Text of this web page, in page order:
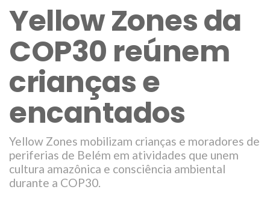
Yellow Zones da
COP30 reúnem
crianças e
encantados
Yellow Zones mobilizam crianças e moradores de
periferias de Belém em atividades que unem
cultura amazônica e consciência ambiental
durante a COP30.